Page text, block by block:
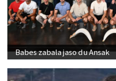
Babes zabala jaso du Ansak